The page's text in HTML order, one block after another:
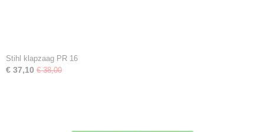
Stihl klapzaag PR 16
€ 37,10 € 38,00